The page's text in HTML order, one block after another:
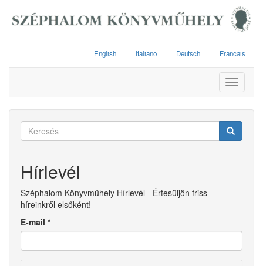
English Italiano Deutsch Francais
Toggle
Keresés
Hírlevél
Széphalom Könyvműhely Hírlevél - Értesüljön friss
híreinkről elsőként!
E-mail *